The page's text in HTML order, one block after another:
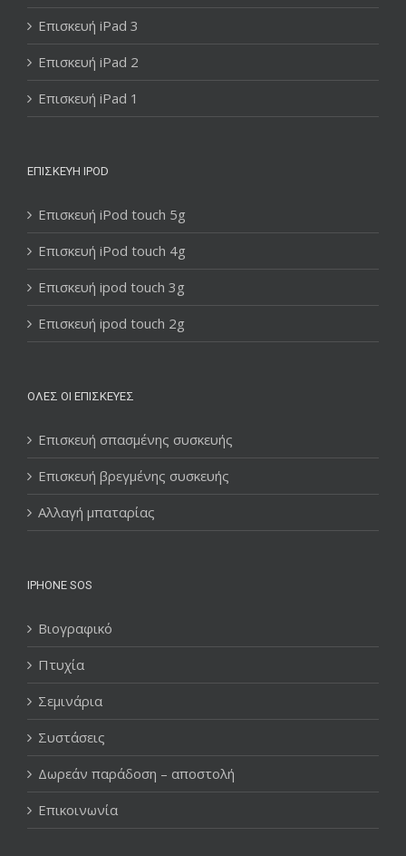
Επισκευή iPad 3
Επισκευή iPad 2
Επισκευή iPad 1
ΕΠΙΣΚΕΥΉ IPOD
Επισκευή iPod touch 5g
Επισκευή iPod touch 4g
Επισκευή ipod touch 3g
Επισκευή ipod touch 2g
ΌΛΕΣ ΟΙ ΕΠΙΣΚΕΥΈΣ
Επισκευή σπασμένης συσκευής
Επισκευή βρεγμένης συσκευής
Αλλαγή μπαταρίας
IPHONE SOS
Βιογραφικό
Πτυχία
Σεμινάρια
Συστάσεις
Δωρεάν παράδοση – αποστολή
Επικοινωνία